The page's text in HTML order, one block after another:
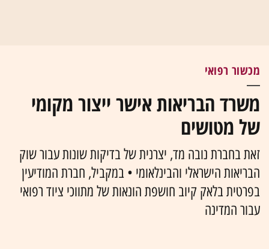
מכשור רפואי
משרד הבריאות אישר ייצור מקומי
של מטושים
זאת בחברת נובה מד, יצרנית של בדיקות שונות עבור שוק
הבריאות הישראלי והבינלאומי • במקביל, חברת המודיעין
בפרטית בלאק קיוב חושפת הונאות של מתווכי ציוד רפואי
עבור המדינה